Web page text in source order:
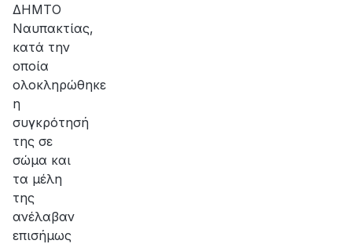
ΔΗΜΤΟ
Ναυπακτίας,
κατά την
οποία
ολοκληρώθηκε
η
συγκρότησή
της σε
σώμα και
τα μέλη
της
ανέλαβαν
επισήμως